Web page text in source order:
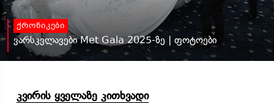
ქრონიკები
ვარსკვლავები Met Gala 2025-ზე | ფოტოები
კვირის ყველაზე კითხვადი